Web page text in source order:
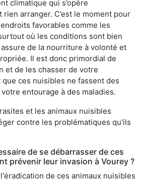
climatique qui s’opère
arranger. C’est le moment pour
favorables comme les
où les conditions sont bien
de la nourriture à volonté et
Il est donc primordial de
et de les chasser de votre
ces nuisibles ne fassent des
entourage à des maladies.
et les animaux nuisibles
contre les problématiques qu'ils
de se débarrasser de ces
prévenir leur invasion à Vourey ?
de ces animaux nuisibles